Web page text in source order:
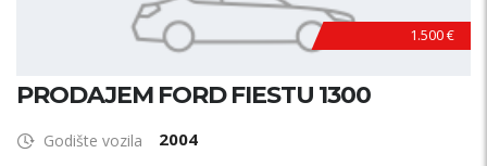
1.500 €
PRODAJEM FORD FIESTU 1300
Godište vozila 2004